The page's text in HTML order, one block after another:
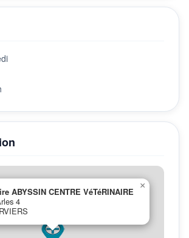
ABYSSIN CENTRE VéTéRINAIRE
4
×